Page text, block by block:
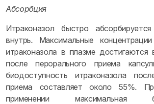
Абсорбция
Итраконазол быстро
внутрь. Максимальные
итраконазола в плазме достигаются
после перорального приема
биодоступность итраконазола
приема составляет около 55%.
применении максимальная